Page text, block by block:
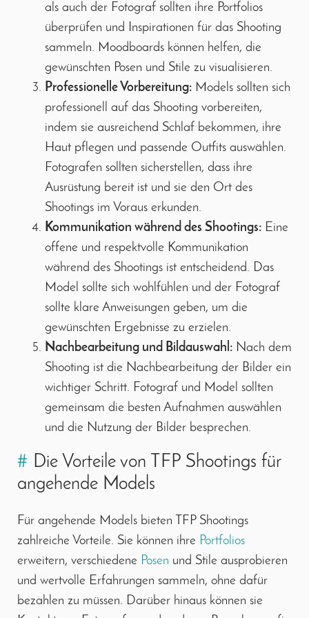
als auch der Fotograf sollten ihre Portfolios
überprüfen und Inspirationen für das Shooting
sammeln. Moodboards können helfen, die
gewünschten Posen und Stile zu visualisieren.
Professionelle Vorbereitung: Models sollten sich
professionell auf das Shooting vorbereiten,
indem sie ausreichend Schlaf bekommen, ihre
Haut pflegen und passende Outfits auswählen.
Fotografen sollten sicherstellen, dass ihre
Ausrüstung bereit ist und sie den Ort des
Shootings im Voraus erkunden.
Kommunikation während des Shootings: Eine
offene und respektvolle Kommunikation
während des Shootings ist entscheidend. Das
Model sollte sich wohlfühlen und der Fotograf
sollte klare Anweisungen geben, um die
gewünschten Ergebnisse zu erzielen.
Nachbearbeitung und Bildauswahl: Nach dem
Shooting ist die Nachbearbeitung der Bilder ein
wichtiger Schritt. Fotograf und Model sollten
gemeinsam die besten Aufnahmen auswählen
und die Nutzung der Bilder besprechen.
# Die Vorteile von TFP Shootings für
angehende Models
Für angehende Models bieten TFP Shootings
zahlreiche Vorteile. Sie können ihre Portfolios
erweitern, verschiedene Posen und Stile ausprobieren
und wertvolle Erfahrungen sammeln, ohne dafür
bezahlen zu müssen. Darüber hinaus können sie